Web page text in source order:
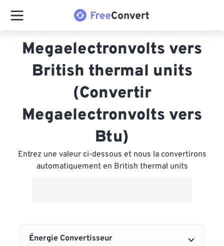
Megaelectronvolts vers
British thermal units
(Convertir
Megaelectronvolts vers
Btu)
Entrez une valeur ci-dessous et nous la convertirons
automatiquement en British thermal units